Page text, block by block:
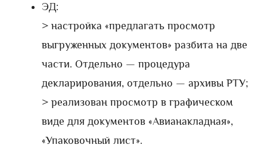
ЭД:
> настройка «предлагать просмотр
выгруженных документов» разбита на две
части. Отдельно — процедура
декларирования, отдельно — архивы РТУ;
> реализован просмотр в графическом
виде для документов «Авианакладная»,
«Упаковочный лист».